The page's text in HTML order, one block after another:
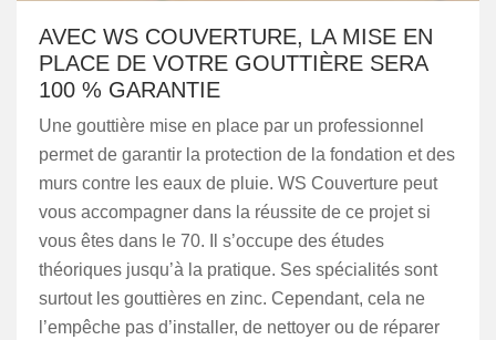
AVEC WS COUVERTURE, LA MISE EN
PLACE DE VOTRE GOUTTIÈRE SERA
100 % GARANTIE
Une gouttière mise en place par un professionnel
permet de garantir la protection de la fondation et des
murs contre les eaux de pluie. WS Couverture peut
vous accompagner dans la réussite de ce projet si
vous êtes dans le 70. Il s’occupe des études
théoriques jusqu’à la pratique. Ses spécialités sont
surtout les gouttières en zinc. Cependant, cela ne
l’empêche pas d’installer, de nettoyer ou de réparer